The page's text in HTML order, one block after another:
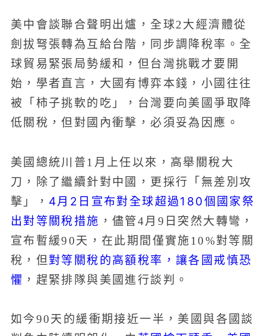
美中會談聯合聲明出爐，全球2大經濟體從
劍拔弩張轉為互給台階，同步調降稅率。全
球貿易緊張局勢緩和，但台灣挑戰才要開
始，學者直言，大國有博弈本錢，小國往往
被「柿子挑軟的吃」，台灣要向美國爭取降
低關稅，但對國內衝擊，必須妥為因應。
美國總統川普1月上任以來，高舉關稅大
刀，除了繼續針對中國，更採行「無差別攻
擊」， 4月2日宣布對全球超過180個國家祭
出對等關稅措施 ，儘管4月9日突然大轉彎，
宣布暫緩90天，在此期間僅實施10%對等關
稅，但對等關稅的高額稅率，讓各國戒慎恐
懼 ，趕緊排隊與美國進行談判。
如今90天的緩衝期接近一半，美國與各國談